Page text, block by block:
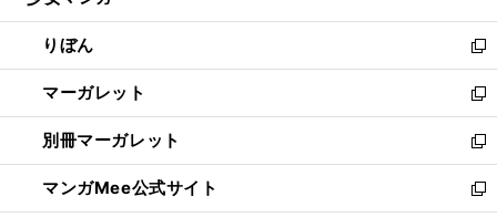
開
く
ウ
で
開
く
ン
ド
ウ
で
開
く
ウ
ィ
ン
ド
ウ
で
開
く
りぼん
新
し
い
ウ
ィ
ン
ド
ウ
マーガレット
新
し
い
ウ
ィ
別冊マーガレット
新
し
い
マンガMee公式サイト
新